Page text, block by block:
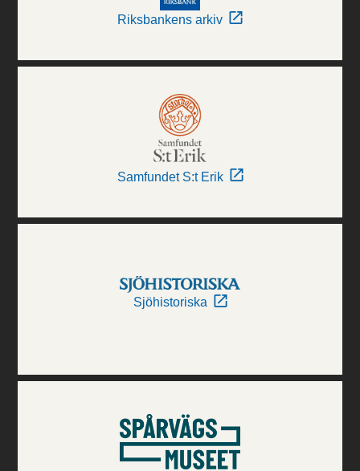
Riksbankens arkiv
Samfundet S:t Erik
Sjöhistoriska